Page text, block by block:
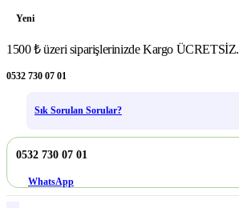
Yeni
1500 ₺ üzeri siparişlerinizde Kargo ÜCRETSİZ.
0532 730 07 01
Sık Sorulan Sorular?
0532 730 07 01
WhatsApp